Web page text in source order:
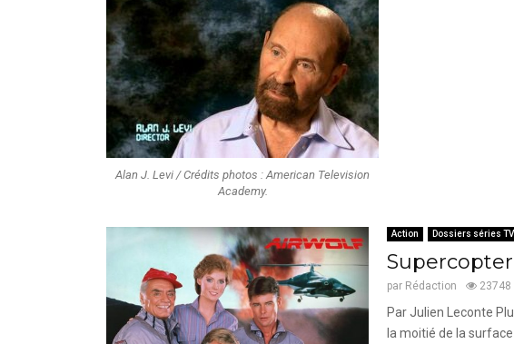
Alan J. Levi / Crédits photos : American Television
Academy.
Action Dossiers séries TV
par Rédaction 23748
Par Julien Leconte
la moitié de la